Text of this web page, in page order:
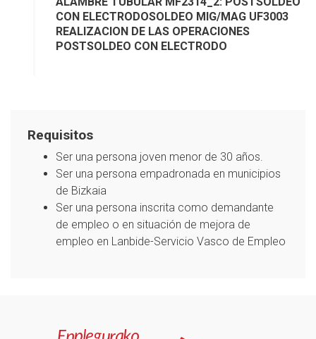
CON ELECTRODOSOLDEO MIG/MAG UF3003
REALIZACION DE LAS OPERACIONES
POSTSOLDEO CON ELECTRODO
Requisitos
Ser una persona joven menor de 30 años.
Ser una persona empadronada en municipios
de Bizkaia
Ser una persona inscrita como demandante
de empleo o en situación de mejora de
empleo en Lanbide-Servicio Vasco de Empleo